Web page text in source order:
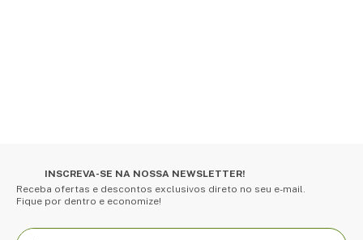
INSCREVA-SE NA NOSSA NEWSLETTER!
Receba ofertas e descontos exclusivos direto no seu e-mail.
Fique por dentro e economize!